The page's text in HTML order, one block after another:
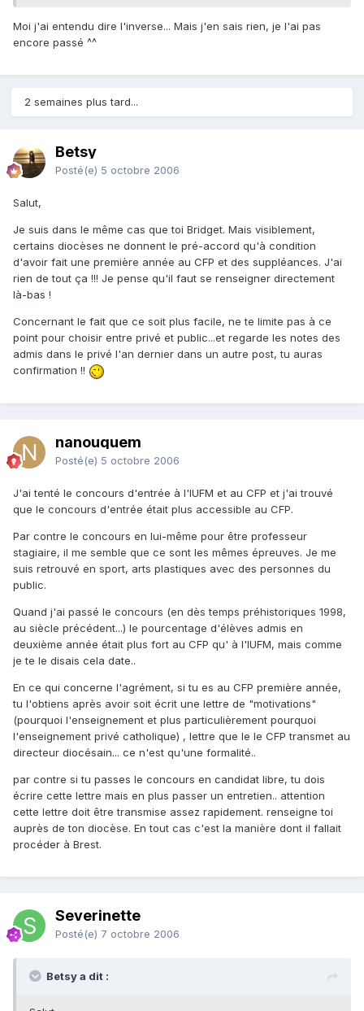
Moi j'ai entendu dire l'inverse... Mais j'en sais rien, je l'ai pas
encore passé ^^
2 semaines plus tard...
Betsy
Posté(e) 5 octobre 2006
Salut,
Je suis dans le même cas que toi Bridget. Mais visiblement,
certains diocèses ne donnent le pré-accord qu'à condition
d'avoir fait une première année au CFP et des suppléances. J'ai
rien de tout ça !!! Je pense qu'il faut se renseigner directement
là-bas !
Concernant le fait que ce soit plus facile, ne te limite pas à ce
point pour choisir entre privé et public...et regarde les notes des
admis dans le privé l'an dernier dans un autre post, tu auras
confirmation !!
nanouquem
Posté(e) 5 octobre 2006
J'ai tenté le concours d'entrée à l'IUFM et au CFP et j'ai trouvé
que le concours d'entrée était plus accessible au CFP.
Par contre le concours en lui-même pour être professeur
stagiaire, il me semble que ce sont les mêmes épreuves. Je me
suis retrouvé en sport, arts plastiques avec des personnes du
public.
Quand j'ai passé le concours (en dès temps préhistoriques 1998,
au siècle précédent...) le pourcentage d'élèves admis en
deuxième année était plus fort au CFP qu' à l'IUFM, mais comme
je te le disais cela date..
En ce qui concerne l'agrément, si tu es au CFP première année,
tu l'obtiens après avoir soit écrit une lettre de "motivations"
(pourquoi l'enseignement et plus particulièrement pourquoi
l'enseignement privé catholique) , lettre que le le CFP transmet au
directeur diocésain... ce n'est qu'une formalité..
par contre si tu passes le concours en candidat libre, tu dois
écrire cette lettre mais en plus passer un entretien.. attention
cette lettre doit être transmise assez rapidement. renseigne toi
auprès de ton diocèse. En tout cas c'est la manière dont il fallait
procéder à Brest.
Severinette
Posté(e) 7 octobre 2006
Betsy a dit :